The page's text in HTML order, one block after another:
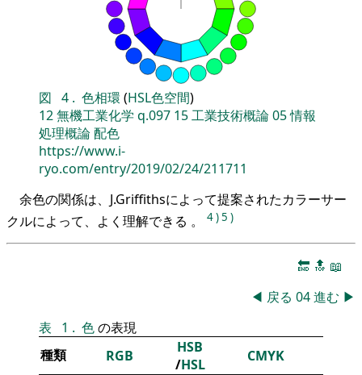
図 4 . 色相環 (HSL色空間)
12無機工業化学 q.097 15工業技術概論05情報
処理概論配色
https://www.i-
ryo.com/entry/2019/02/24/211711
余色の関係は、J.Griffithsによって提案されたカラーサー
クルによって、よく理解できる 。
4)5 )
🔚 🔝 📖
◀ 戻る 04進む ▶
表
1 . 色の表現
種類
RGB
HSB
/HSL CMYK